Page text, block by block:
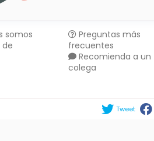
somos
de
Preguntas más
frecuentes
Recomienda a un
colega
Tweet